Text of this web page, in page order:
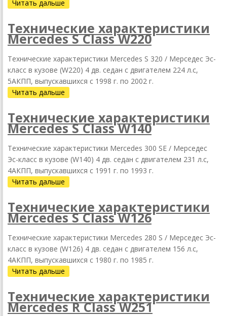
Читать дальше
Технические характеристики
Mercedes S Class W220
Технические характеристики Mercedes S 320 / Мерседес Эс-
класс в кузове (W220) 4 дв. седан с двигателем 224 л.с,
5АКПП, выпускавшихся c 1998 г. по 2002 г.
Читать дальше
Технические характеристики
Mercedes S Class W140
Технические характеристики Mercedes 300 SE / Мерседес
Эс-класс в кузове (W140) 4 дв. седан с двигателем 231 л.с,
4АКПП, выпускавшихся c 1991 г. по 1993 г.
Читать дальше
Технические характеристики
Mercedes S Class W126
Технические характеристики Mercedes 280 S / Мерседес Эс-
класс в кузове (W126) 4 дв. седан с двигателем 156 л.с,
4АКПП, выпускавшихся c 1980 г. по 1985 г.
Читать дальше
Технические характеристики
Mercedes R Class W251